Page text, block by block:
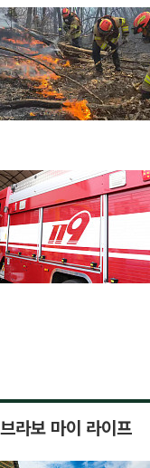
브라보 마이 라이프